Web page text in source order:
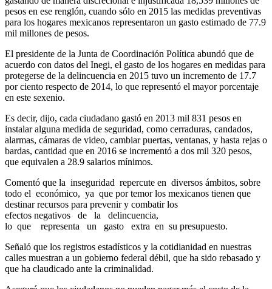
pesos en ese renglón, cuando sólo en 2015 las medidas preventivas
para los hogares mexicanos representaron un gasto estimado de 77.9
mil millones de pesos.
El presidente de la Junta de Coordinación Política abundó que de
acuerdo con datos del Inegi, el gasto de los hogares en medidas para
protegerse de la delincuencia en 2015 tuvo un incremento de 17.7
por ciento respecto de 2014, lo que representó el mayor porcentaje
en este sexenio.
Es decir, dijo, cada ciudadano gastó en 2013 mil 831 pesos en
instalar alguna medida de seguridad, como cerraduras, candados,
alarmas, cámaras de video, cambiar puertas, ventanas, y hasta rejas o
bardas, cantidad que en 2016 se incrementó a dos mil 320 pesos,
que equivalen a 28.9 salarios mínimos.
Comentó que la inseguridad repercute en diversos ámbitos, sobre
todo el económico, ya que por temor los mexicanos tienen que
destinar recursos para prevenir y combatir los
efectos negativos de la delincuencia,
lo que representa un gasto extra en su presupuesto.
Señaló que los registros estadísticos y la cotidianidad en nuestras
calles muestran a un gobierno federal débil, que ha sido rebasado y
que ha claudicado ante la criminalidad.